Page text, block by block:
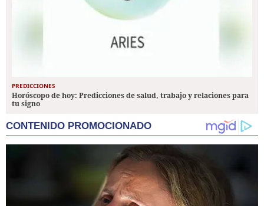
PREDICCIONES
Horóscopo de hoy: Predicciones de salud, trabajo y relaciones para
tu signo
CONTENIDO PROMOCIONADO